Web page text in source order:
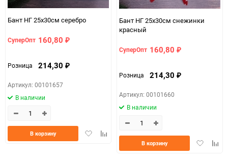
Бант НГ 25х30см серебро
СуперОпт 160,80 ₽
Розница 214,30 ₽
Артикул: 00101657
В наличии
ДобавитьДобавить
сравнению
В корзину
Бант НГ 25х30см снежинки
красный
СуперОпт 160,80 ₽
Розница 214,30 ₽
Артикул: 00101660
В наличии
Добавить
В корзину